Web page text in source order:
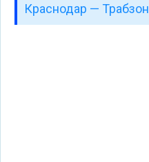
Краснодар — Трабзон